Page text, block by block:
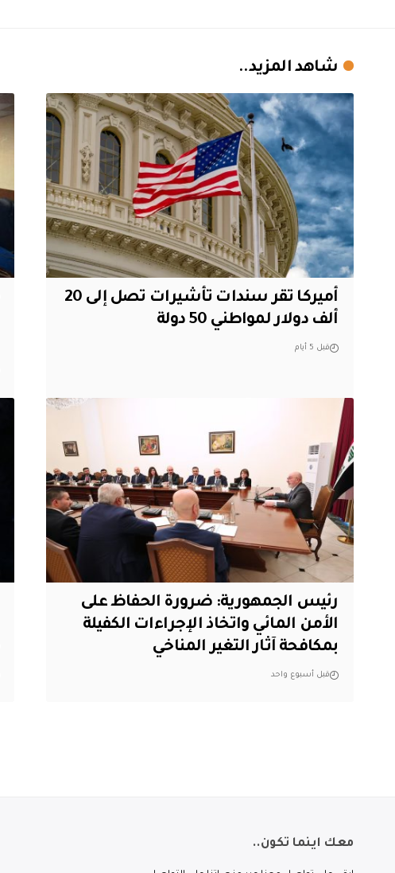
شاهد المزيد..
أميركا تقر سندات تأشيرات تصل إلى 20
ألف دولار لمواطني 50 دولة
قبل 5 أيام
رئيس الجمهورية: ضرورة الحفاظ على
الأمن المائي واتخاذ الإجراءات الكفيلة
بمكافحة آثار التغير المناخي
قبل أسبوع واحد
معك اينما تكون..